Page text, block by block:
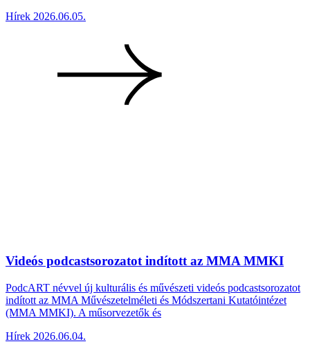
Hírek 2026.06.05.
Videós podcastsorozatot indított az MMA MMKI
PodcART névvel új kulturális és művészeti videós podcastsorozatot
indított az MMA Művészetelméleti és Módszertani Kutatóintézet
(MMA MMKI). A műsorvezetők és
Hírek 2026.06.04.